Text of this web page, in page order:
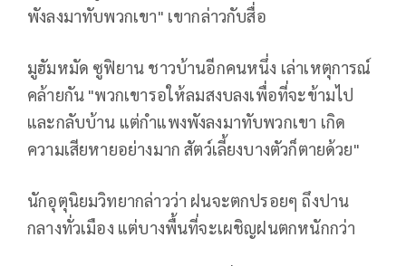
พังลงมาทับพวกเขา" เขากล่าวกับสื่อ
มูฮัมหมัด ซูฟิยาน ชาวบ้านอีกคนหนึ่ง เล่าเหตุการณ์
คล้ายกัน "พวกเขารอให้ลมสงบลงเพื่อที่จะข้ามไป
และกลับบ้าน แต่กำแพงพังลงมาทับพวกเขา เกิด
ความเสียหายอย่างมาก สัตว์เลี้ยงบางตัวก็ตายด้วย"
นักอุตุนิยมวิทยากล่าวว่า ฝนจะตกปรอยๆ ถึงปาน
กลางทั่วเมือง แต่บางพื้นที่จะเผชิญฝนตกหนักกว่า